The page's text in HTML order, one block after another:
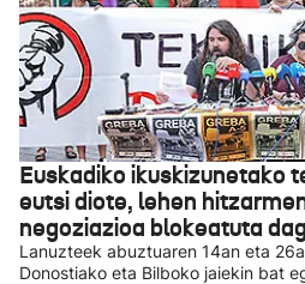
Euskadiko ikuskizunetako
eutsi diote, lehen
negoziazioa blokeatuta
Lanuzteek abuztuaren 14an eta
Donostiako eta Bilboko jaiekin bat